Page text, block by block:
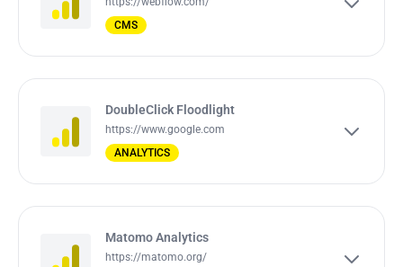
CMS
DoubleClick Floodlight
https://www.google.com
ANALYTICS
Matomo Analytics
https://matomo.org/